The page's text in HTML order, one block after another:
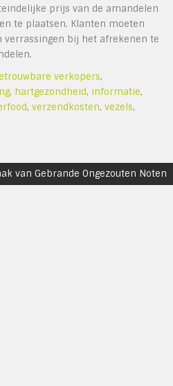
prijs van de amandelen
te plaatsen. Klanten moeten
verrassingen bij het afrekenen te
verkopers,
, hartgezondheid, informatie,
, verzendkosten, vezels,
van Gebrande Ongezouten Noten